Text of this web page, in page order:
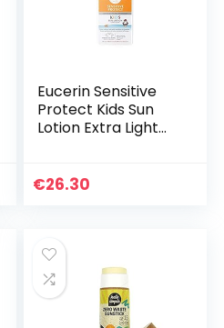
Eucerin Sensitive
Protect Kids Sun
Lotion Extra Light
€26.30